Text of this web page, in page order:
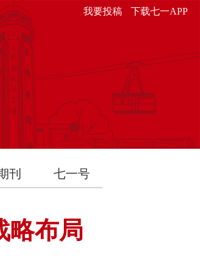
我要投稿 下载七一APP
刊 七一号
略布局